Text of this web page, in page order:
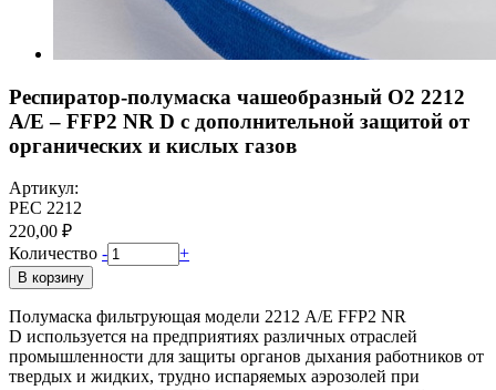
Респиратор-полумаска чашеобразный О2 2212
A/E – FFP2 NR D с дополнительной защитой от
органических и кислых газов
Артикул:
РЕС 2212
220,00 ₽
Количество - +
В корзину
Полумаска фильтрующая модели 2212 А/Е FFP2 NR
D используется на предприятиях различных отраслей
промышленности для защиты органов дыхания работников от
твердых и жидких, трудно испаряемых аэрозолей при